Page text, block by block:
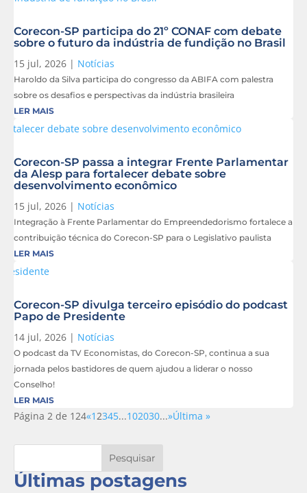
Corecon-SP participa do 21º CONAF com debate
sobre o futuro da indústria de fundição no Brasil
15 jul, 2026 | Notícias
Haroldo da Silva participa do congresso da ABIFA com palestra
sobre os desafios e perspectivas da indústria brasileira
LER MAIS
Corecon-SP passa a integrar Frente Parlamentar
da Alesp para fortalecer debate sobre
desenvolvimento econômico
15 jul, 2026 | Notícias
Integração à Frente Parlamentar do Empreendedorismo fortalece a
contribuição técnica do Corecon-SP para o Legislativo paulista
LER MAIS
Corecon-SP divulga terceiro episódio do podcast
Papo de Presidente
14 jul, 2026 | Notícias
O podcast da TV Economistas, do Corecon-SP, continua a sua
jornada pelos bastidores de quem ajudou a liderar o nosso
Conselho!
LER MAIS
Página 2 de 124«12345...102030...»Última »
Pesquisar
Últimas postagens